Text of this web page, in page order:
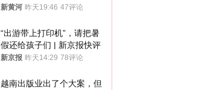
罚1.5万元，国铁昆明局被
新黄河 昨天19:46 47评论
“出游带上打印机”，请把暑
假还给孩子们 | 新京报快评
新京报 昨天14:29 78评论
越南出版业出了个大案，但